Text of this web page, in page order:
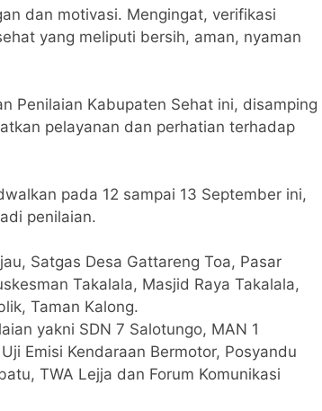
signifikan.
dan motivasi. Mengingat, verifikasi
yang meliputi bersih, aman, nyaman
Penilaian Kabupaten Sehat ini, disamping
pelayanan dan perhatian terhadap
pada 12 sampai 13 September ini,
penilaian.
Satgas Desa Gattareng Toa, Pasar
Takalala, Masjid Raya Takalala,
Taman Kalong.
yakni SDN 7 Salotungo, MAN 1
Emisi Kendaraan Bermotor, Posyandu
TWA Lejja dan Forum Komunikasi